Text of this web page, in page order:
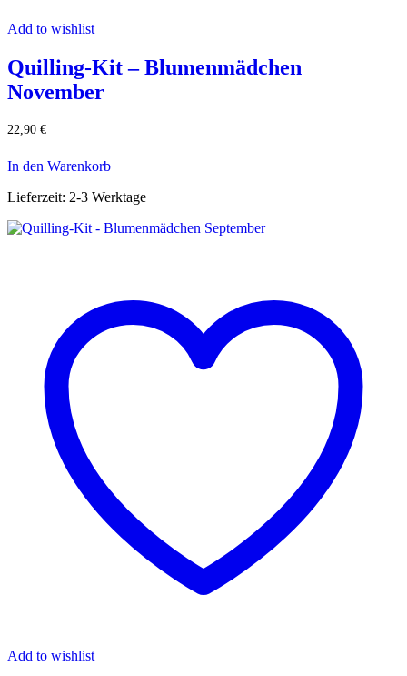
Add to wishlist
Quilling-Kit – Blumenmädchen
November
22,90 €
In den Warenkorb
Lieferzeit: 2-3 Werktage
Add to wishlist